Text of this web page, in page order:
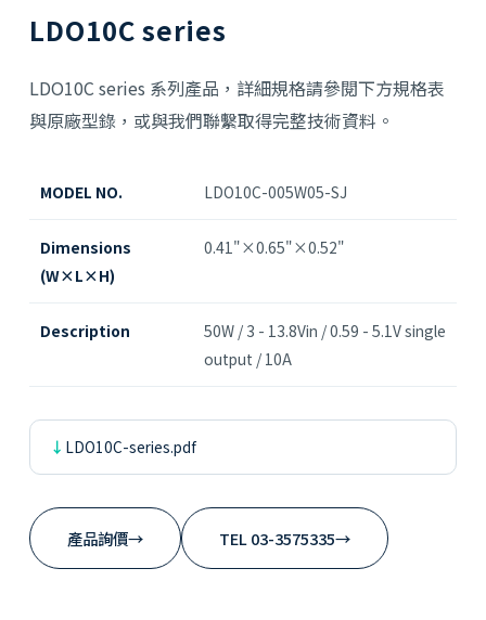
LDO10C series
LDO10C series 系列產品，詳細規格請參閱下方規格表
與原廠型錄，或與我們聯繫取得完整技術資料。
MODEL NO. LDO10C-005W05-SJ
Dimensions
(W×L×H)
0.41"×0.65"×0.52"
Description
50W / 3 - 13.8Vin / 0.59 - 5.1V single
output / 10A
LDO10C-series.pdf
產品詢價→ TEL 03-3575335→